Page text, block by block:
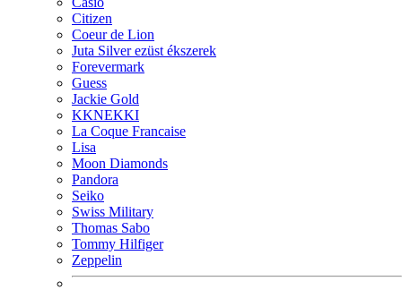
Citizen
Coeur de Lion
Juta Silver ezüst ékszerek
Forevermark
Guess
Jackie Gold
KKNEKKI
La Coque Francaise
Lisa
Moon Diamonds
Pandora
Seiko
Swiss Military
Thomas Sabo
Tommy Hilfiger
Zeppelin